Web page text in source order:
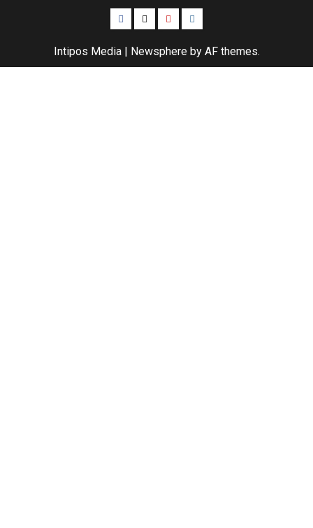
Facebook
TwitterYoutubeInstagram
Intipos Media | Newsphereby AF themes.